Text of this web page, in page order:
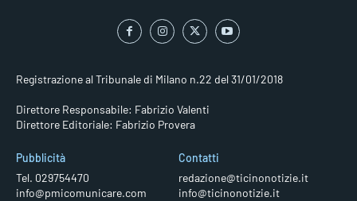
Registrazione al Tribunale di Milano n.22 del 31/01/2018
Direttore Responsabile: Fabrizio Valenti
Direttore Editoriale: Fabrizio Provera
Pubblicità
Tel. 029754470
info@pmicomunicare.com
Contatti
redazione@ticinonotizie.it
info@ticinonotizie.it